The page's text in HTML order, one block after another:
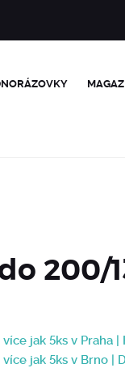
200/
jak 5ks v Praha |
jak 5ks v Brno |